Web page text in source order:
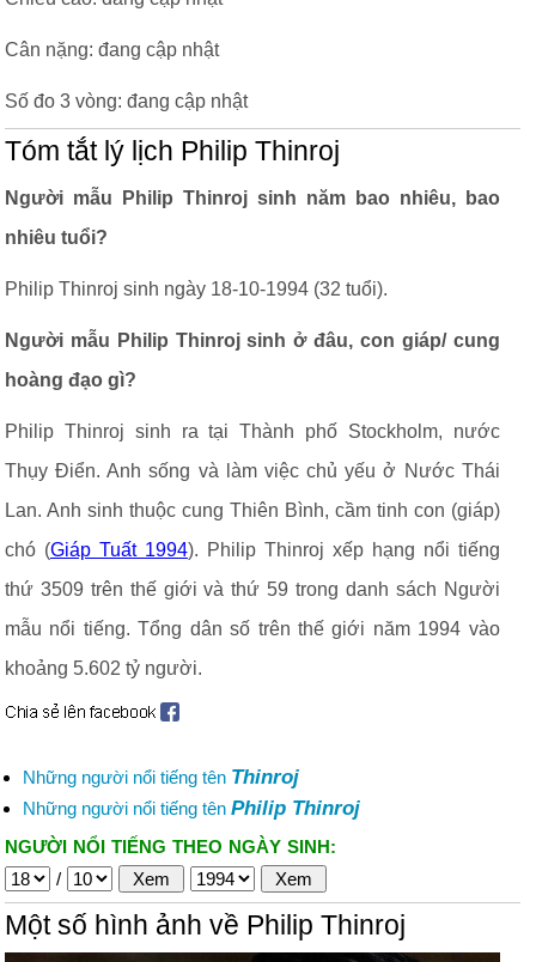
Cân nặng: đang cập nhật
Số đo 3 vòng: đang cập nhật
Tóm tắt lý lịch Philip Thinroj
Người mẫu Philip Thinroj sinh năm bao nhiêu, bao
nhiêu tuổi?
Philip Thinroj sinh ngày 18-10-1994 (32 tuổi).
Người mẫu Philip Thinroj sinh ở đâu, con giáp/ cung
hoàng đạo gì?
Philip Thinroj sinh ra tại Thành phố Stockholm, nước
Thụy Điển. Anh sống và làm việc chủ yếu ở Nước Thái
Lan. Anh sinh thuộc cung Thiên Bình, cầm tinh con (giáp)
chó (Giáp Tuất 1994). Philip Thinroj xếp hạng nổi tiếng
thứ 3509 trên thế giới và thứ 59 trong danh sách Người
mẫu nổi tiếng. Tổng dân số trên thế giới năm 1994 vào
khoảng 5.602 tỷ người.
Những người nổi tiếng tên Thinroj
Những người nổi tiếng tên Philip Thinroj
NGƯỜI NỔI TIẾNG THEO NGÀY SINH:
/
Một số hình ảnh về Philip Thinroj